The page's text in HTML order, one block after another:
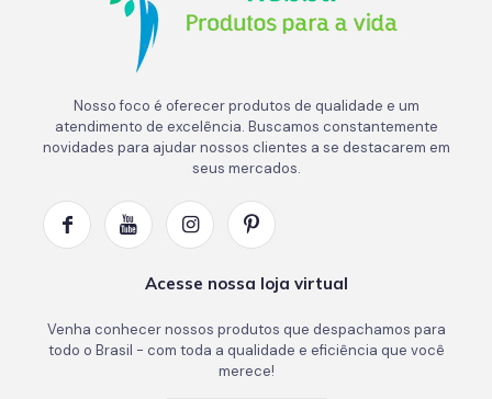
Nosso foco é oferecer produtos de qualidade e um
atendimento de excelência. Buscamos constantemente
novidades para ajudar nossos clientes a se destacarem em
seus mercados.
Acesse nossa loja virtual
Venha conhecer nossos produtos que despachamos para
todo o Brasil - com toda a qualidade e eficiência que você
merece!